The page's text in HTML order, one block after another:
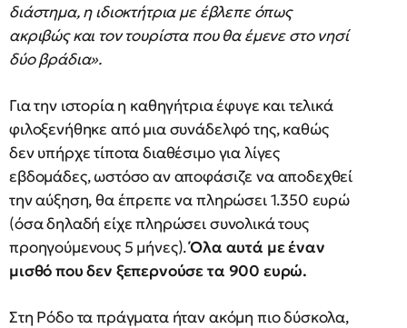
διάστημα, η ιδιοκτήτρια με έβλεπε όπως
ακριβώς και τον τουρίστα που θα έμενε στο νησί
δύο βράδια».
Για την ιστορία η καθηγήτρια έφυγε και τελικά
φιλοξενήθηκε από μια συνάδελφό της, καθώς
δεν υπήρχε τίποτα διαθέσιμο για λίγες
εβδομάδες, ωστόσο αν αποφάσιζε να αποδεχθεί
την αύξηση, θα έπρεπε να πληρώσει 1.350 ευρώ
(όσα δηλαδή είχε πληρώσει συνολικά τους
προηγούμενους 5 μήνες).Όλα αυτά με έναν
μισθό που δεν ξεπερνούσε τα 900 ευρώ.
Στη Ρόδο τα πράγματα ήταν ακόμη πιο δύσκολα,